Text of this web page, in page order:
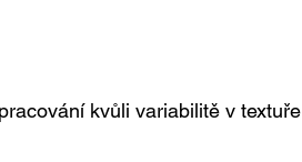
kvůli variabilitě v textuře